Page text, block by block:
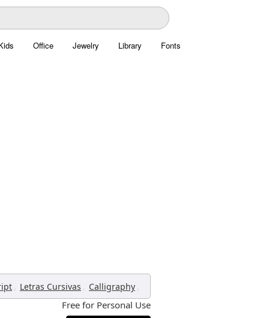
Office Jewelry Library Fonts
, Letras Cursivas , Calligraphy ,
Free for Personal Use